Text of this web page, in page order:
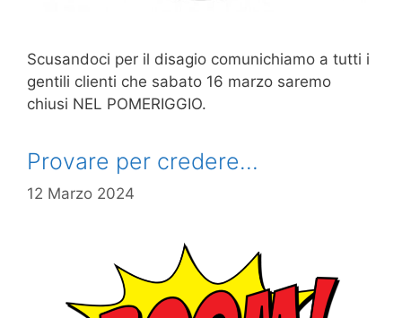
Scusandoci per il disagio comunichiamo a tutti i
gentili clienti che sabato 16 marzo saremo
chiusi NEL POMERIGGIO.
Provare per credere…
12 Marzo 2024